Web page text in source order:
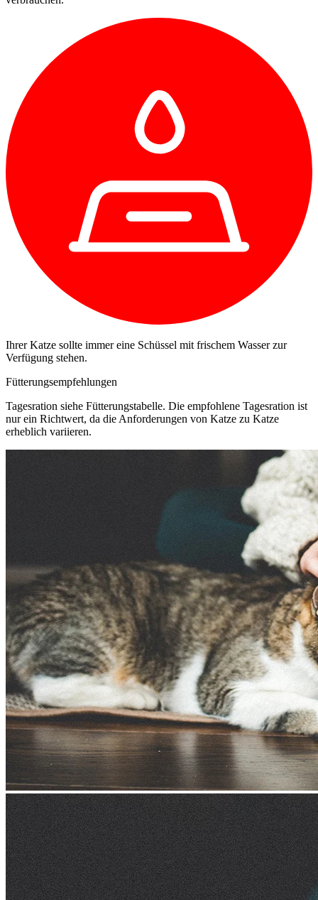
Ihrer Katze sollte immer eine Schüssel mit frischem Wasser zur
Verfügung stehen.
Fütterungsempfehlungen
Tagesration siehe Fütterungstabelle. Die empfohlene Tagesration ist
nur ein Richtwert, da die Anforderungen von Katze zu Katze
erheblich variieren.